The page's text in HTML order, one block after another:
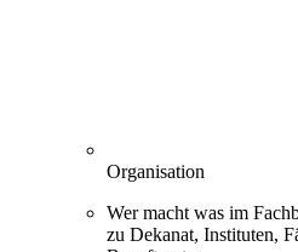
Organisation
Wer macht was im
zu Dekanat, Instituten,